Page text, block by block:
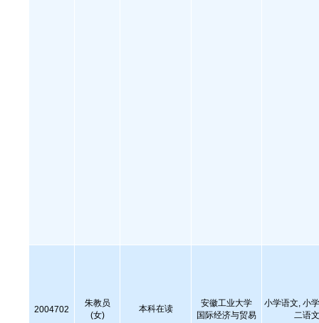
2004702
朱教员
(女)
本科在读
安徽工业大学
国际经济与贸易
小学语文, 小
二语